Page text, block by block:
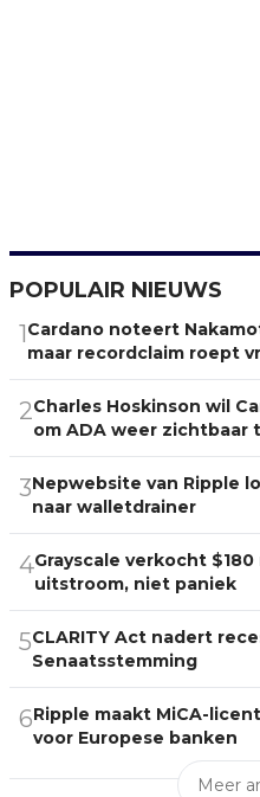
POPULAIR NIEUWS
1Cardano noteert
maar recordclaim roept
2Charles Hoskinson wil
om ADA weer zichtbaar
3Nepwebsite van Ripple
naar walletdrainer
4Grayscale verkocht
uitstroom, niet paniek
5CLARITY Act nadert
Senaatsstemming
6Ripple maakt MiCA-
voor Europese banken
Meer